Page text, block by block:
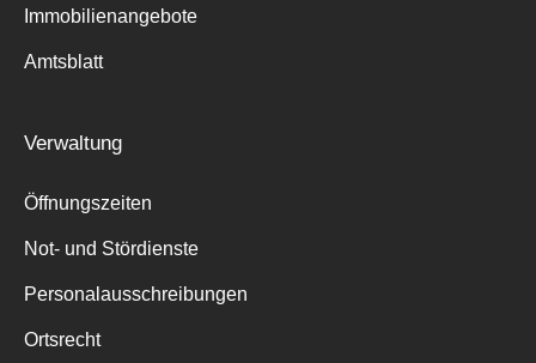
Immobilienangebote
Amtsblatt
Verwaltung
Öffnungszeiten
Not- und Stördienste
Personalausschreibungen
Ortsrecht